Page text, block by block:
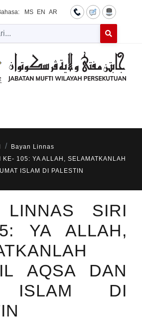
MS EN AR
Cari
Bayan Linnas
KE- 105: YA ALLAH, SELAMATKANLAH
ISLAM DI PALESTIN
LINNAS SIRI
YA ALLAH,
AQSA DAN
ISLAM DI